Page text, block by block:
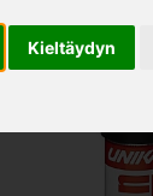
Kieltäydyn